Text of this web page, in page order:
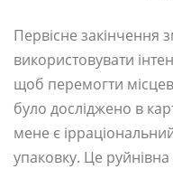
Первісне закінчення
використовувати
щоб перемогти
було досліджено в
мене є
упаковку. Це руйнівна